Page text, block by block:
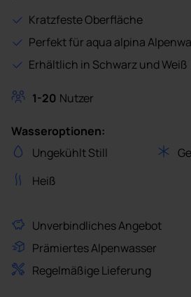
Kratzfeste Oberfläche
Perfekt für aqua alpina
Erhältlich in Schwarz und Weiß
1-20 Nutzer
Wasseroptionen:
Ungekühlt Still
Heiß
Unverbindliches Angebot
Prämiertes Alpenwasser
Regelmäßige Lieferung